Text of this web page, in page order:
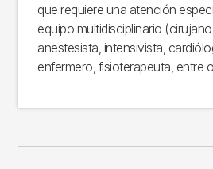
que requiere una atención
equipo multidisciplinario
anestesista, intensivista,
enfermero, fisioterapeuta, entre